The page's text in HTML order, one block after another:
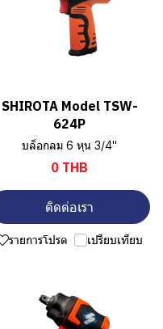
SHIROTA Model TSW-
624P
บล็อกลม 6 หุน 3/4"
0 THB
ติดต่อเรา
รายการโปรด เปรียบเทียบ